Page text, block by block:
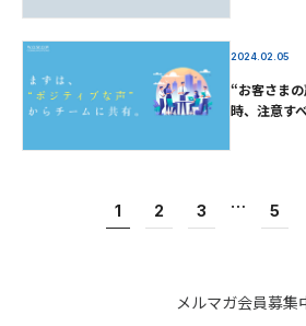
2024.02.05
“お客さま
時、注意す
1 2 3 … 5
メルマガ会員募集